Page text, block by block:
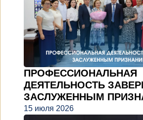
ПРОФЕССИОНАЛЬНАЯ
ДЕЯТЕЛЬНОСТЬ
ЗАСЛУЖЕННЫМ
15 июля 2026